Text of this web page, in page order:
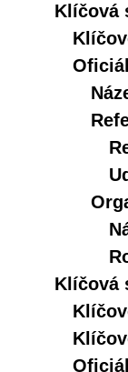
Klíčová
Klíčová